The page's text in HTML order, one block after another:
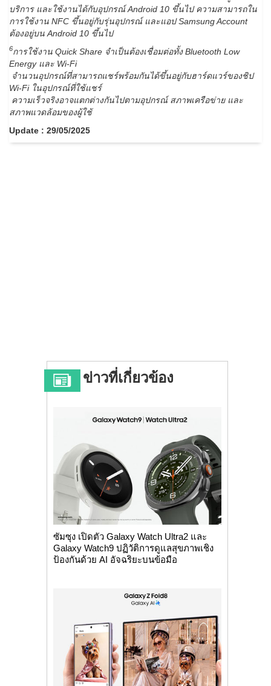
บริการ และใช้งานได้กับอุปกรณ์ Android 10 ขึ้นไป ความสามารถใน
การใช้งาน NFC ขึ้นอยู่กับรุ่นอุปกรณ์ และแอป Samsung Account
ต้องอยู่บน Android 10 ขึ้นไป
6การใช้งาน Quick Share จำเป็นต้องเชื่อมต่อทั้ง Bluetooth Low
Energy และ Wi-Fi
จำนวนอุปกรณ์ที่สามารถแชร์พร้อมกันได้ขึ้นอยู่กับฮาร์ดแวร์ของชิป
Wi-Fi ในอุปกรณ์ที่ใช้แชร์
ความเร็วจริงอาจแตกต่างกันไปตามอุปกรณ์ สภาพเครือข่าย และ
สภาพแวดล้อมของผู้ใช้
Update : 29/05/2025
ข่าวที่เกี่ยวข้อง
ซัมซุง เปิดตัว Galaxy Watch Ultra2 และ
Galaxy Watch9 ปฏิวัติการดูแลสุขภาพเชิง
ป้องกันด้วย AI อัจฉริยะบนข้อมือ